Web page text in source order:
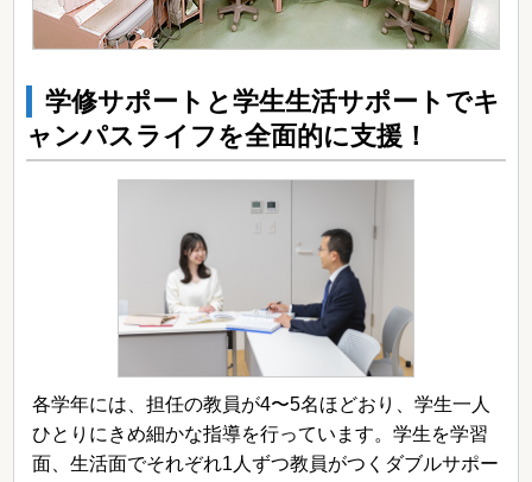
学修サポートと学生生活サポートでキ
ャンパスライフを全面的に支援！
各学年には、担任の教員が4〜5名ほどおり、学生一人
ひとりにきめ細かな指導を行っています。学生を学習
面、生活面でそれぞれ1人ずつ教員がつくダブルサポー